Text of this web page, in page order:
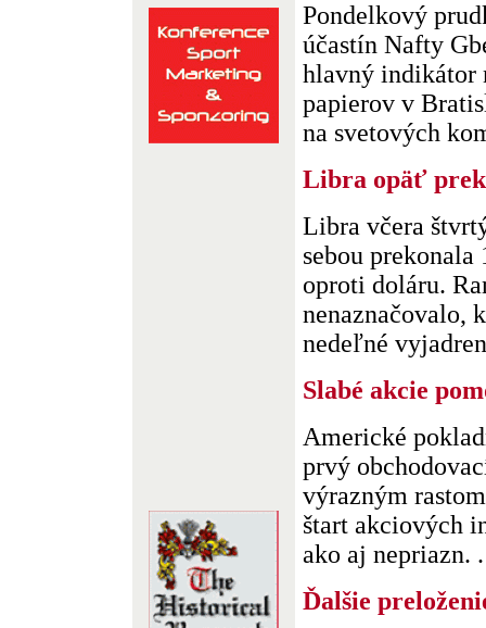
Pondelkový
účastín Nafty
hlavný indikátor
papierov v
na svetových
Libra opäť
Libra včera
sebou
oproti doláru.
nenaznačovalo,
nedeľné
Slabé akcie
Americké
prvý
výrazným
štart akciových
ako aj nepriazn.
Ďalšie